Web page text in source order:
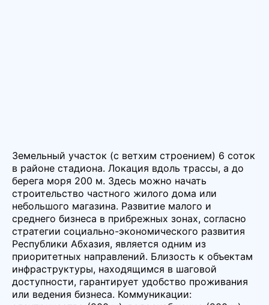
Земельный участок (с ветхим строением) 6 соток
в районе стадиона. Локация вдоль трассы, а до
берега моря 200 м. Здесь можно начать
строительство частного жилого дома или
небольшого магазина. Развитие малого и
среднего бизнеса в прибрежных зонах, согласно
стратегии социально-экономического развития
Республики Абхазия, является одним из
приоритетных направлений. Близость к объектам
инфраструктуры, находящимся в шаговой
доступности, гарантирует удобство проживания
или ведения бизнеса. Коммуникации: